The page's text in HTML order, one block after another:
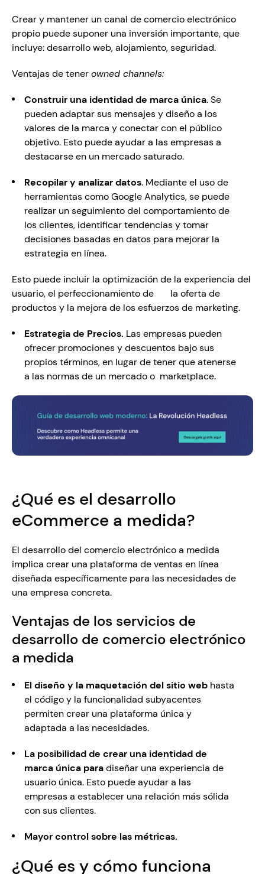
Crear y mantener un canal de comercio electrónico
propio puede suponer una inversión importante, que
incluye: desarrollo web, alojamiento, seguridad.
Ventajas de tener owned channels:
Construir una identidad de marca única. Se
pueden adaptar sus mensajes y diseño a los
valores de la marca y conectar con el público
objetivo. Esto puede ayudar a las empresas a
destacarse en un mercado saturado.
Recopilar y analizar datos. Mediante el uso de
herramientas como Google Analytics, se puede
realizar un seguimiento del comportamiento de
los clientes, identificar tendencias y tomar
decisiones basadas en datos para mejorar la
estrategia en línea.
Esto puede incluir la optimización de la experiencia del
usuario, el perfeccionamiento de       la oferta de
productos y la mejora de los esfuerzos de marketing.
Estrategia de Precios. Las empresas pueden
ofrecer promociones y descuentos bajo sus
propios términos, en lugar de tener que atenerse
a las normas de un mercado o  marketplace.
¿Qué es el desarrollo
eCommerce a medida?
El desarrollo del comercio electrónico a medida
implica crear una plataforma de ventas en línea
diseñada específicamente para las necesidades de
una empresa concreta.
Ventajas de los servicios de
desarrollo de comercio electrónico
a medida
El diseño y la maquetación del sitio web hasta
el código y la funcionalidad subyacentes
permiten crear una plataforma única y
adaptada a las necesidades.
La posibilidad de crear una identidad de
marca única para diseñar una experiencia de
usuario única. Esto puede ayudar a las
empresas a establecer una relación más sólida
con sus clientes.
Mayor control sobre las métricas.
¿Qué es y cómo funciona